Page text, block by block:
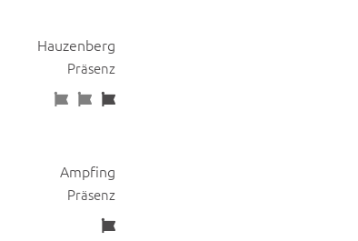
Hauzenberg
Präsenz
Ampfing
Präsenz